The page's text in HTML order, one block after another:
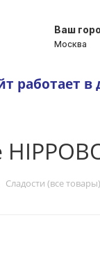
Ваш
Москва
работает
Сладости (все товары)